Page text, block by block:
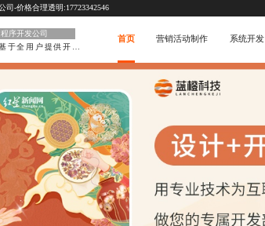
司-价格合理透明:17723342546
程序开发公司
首页 营销活动制作 系统开发